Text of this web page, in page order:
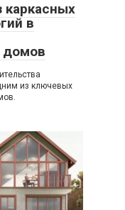
каркасных
в
домов
из ключевых